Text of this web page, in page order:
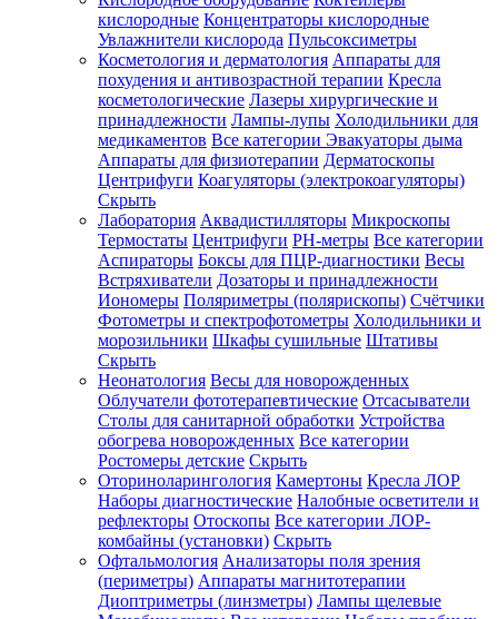
Зарегистрироваться
Зачем
регистрироваться?
Все
покупки
одном
месте
Личный
менеджер
Отслеживание
статуса
заказа
кислородные Концентраторы кислородные
Увлажнители кислорода Пульсоксиметры
Косметология и дерматология Аппараты для
похудения и антивозрастной терапии Кресла
косметологические Лазеры хирургические и
принадлежности Лампы-лупы Холодильники для
медикаментов Все категории Эвакуаторы дыма
Аппараты для физиотерапии Дерматоскопы
Центрифуги Коагуляторы (электрокоагуляторы)
Скрыть
Лаборатория Аквадистилляторы Микроскопы
Термостаты Центрифуги PH-метры Все категории
Аспираторы Боксы для ПЦР-диагностики Весы
Встряхиватели Дозаторы и принадлежности
Иономеры Поляриметры (полярископы) Счётчики
Фотометры и спектрофотометры Холодильники и
морозильники Шкафы сушильные Штативы
Скрыть
Неонатология Весы для новорожденных
Облучатели фототерапевтические Отсасыватели
Столы для санитарной обработки Устройства
обогрева новорожденных Все категории
Ростомеры детские Скрыть
Оториноларингология Камертоны Кресла ЛОР
Наборы диагностические Налобные осветители и
рефлекторы Отоскопы Все категории ЛОР-
комбайны (установки) Скрыть
Офтальмология Анализаторы поля зрения
(периметры) Аппараты магнитотерапии
Диоптриметры (линзметры) Лампы щелевые